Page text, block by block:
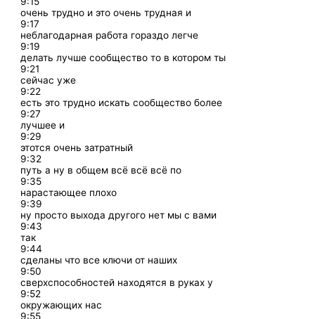
очень трудно и это очень трудная и
9:17
неблагодарная работа гораздо легче
9:19
делать лучше сообщество то в котором ты
9:21
сейчас уже
9:22
есть это трудно искать сообщество более
9:27
лучшее и
9:29
этотся очень затратный
9:32
путь а ну в общем всё всё всё по
9:35
нарастающее плохо
9:39
ну просто выхода другого нет мы с вами
9:43
так
9:44
сделаны что все ключи от наших
9:50
сверхспособностей находятся в руках у
9:52
окружающих нас
9:55